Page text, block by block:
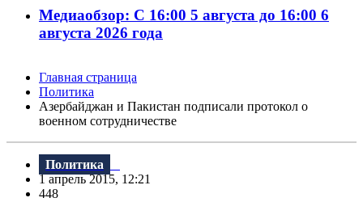
Медиаобзор: С 16:00 5 августа до 16:00 6
августа 2026 года
Главная страница
Политика
Азербайджан и Пакистан подписали протокол о
военном сотрудничестве
Политика
1 апрель 2015, 12:21
448